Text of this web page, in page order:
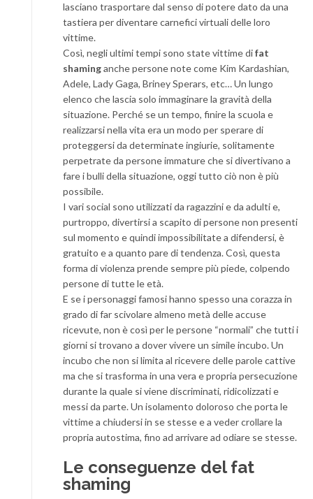
lasciano trasportare dal senso di potere dato da una
tastiera per diventare carnefici virtuali delle loro
vittime.
Così, negli ultimi tempi sono state vittime difat
shaminganche persone note come Kim Kardashian,
Adele, Lady Gaga, Briney Sperars, etc… Un lungo
elenco che lascia solo immaginare la gravità della
situazione. Perché se un tempo, finire la scuola e
realizzarsi nella vita era un modo per sperare di
proteggersi da determinate ingiurie, solitamente
perpetrate da persone immature che si divertivano a
fare i bulli della situazione, oggi tutto ciò non è più
possibile.
I vari social sono utilizzati da ragazzini e da adulti e,
purtroppo, divertirsi a scapito di persone non presenti
sul momento e quindi impossibilitate a difendersi, è
gratuito e a quanto pare di tendenza. Così, questa
forma di violenza prende sempre più piede, colpendo
persone di tutte le età.
E se i personaggi famosi hanno spesso una corazza in
grado di far scivolare almeno metà delle accuse
ricevute, non è così per le persone “normali” che tutti i
giorni si trovano a dover vivere un simile incubo. Un
incubo che non si limita al ricevere delle parole cattive
ma che si trasforma in una vera e propria persecuzione
durante la quale si viene discriminati, ridicolizzati e
messi da parte. Un isolamento doloroso che porta le
vittime a chiudersi in se stesse e a veder crollare la
propria autostima, fino ad arrivare ad odiare se stesse.
Le conseguenze del fat
shaming